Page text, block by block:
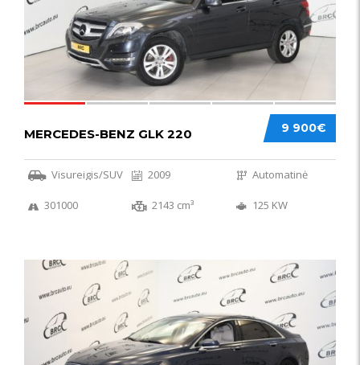
9 900€
MERCEDES-BENZ GLK 220
Visureigis/SUV 2009 Automatinė
301000 2143 cm³ 125 KW